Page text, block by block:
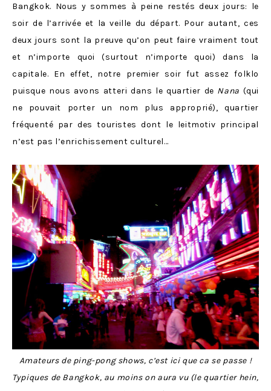
Bangkok. Nous y sommes à peine restés deux jours: le
soir de l’arrivée et la veille du départ. Pour autant, ces
deux jours sont la preuve qu’on peut faire vraiment tout
et n’importe quoi (surtout n’importe quoi) dans la
capitale. En effet, notre premier soir fut assez folklo
puisque nous avons atteri dans le quartier de Nana (qui
ne pouvait porter un nom plus approprié), quartier
fréquenté par des touristes dont le leitmotiv principal
n’est pas l’enrichissement culturel…
Amateurs de ping-pong shows, c’est ici que ca se passe !
Typiques de Bangkok, au moins on aura vu (le quartier hein,